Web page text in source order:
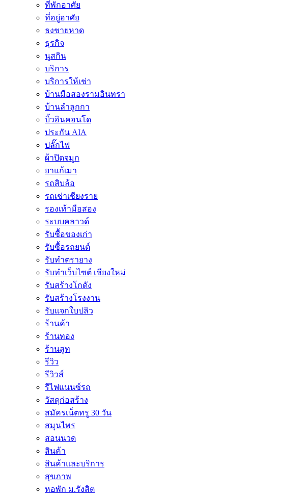
ที่พักอาศัย
ที่อยู่อาศัย
ธงชายหาด
ธุรกิจ
นูสกิน
บริการ
บริการให้เช่า
บ้านมือสองรามอินทรา
บ้านลำลูกกา
บิ้วอินคอนโด
ประกัน AIA
ปลั๊กไฟ
ผ้าปิดจมูก
ยาแก้เมา
รถสิบล้อ
รถเช่าเชียงราย
รองเท้ามือสอง
ระบบคลาวด์
รับซื้อของเก่า
รับซื้อรถยนต์
รับทำตรายาง
รับทำเว็บไซต์ เชียงใหม่
รับสร้างโกดัง
รับสร้างโรงงาน
รับแจกใบปลิว
ร้านค้า
ร้านทอง
ร้านสูท
รีวิว
รีวิวส์
รีไฟแนนซ์รถ
วัสดุก่อสร้าง
สมัครเน็ตทรู 30 วัน
สมุนไพร
สอนนวด
สินค้า
สินค้าและบริการ
สุขภาพ
หอพัก ม.รังสิต